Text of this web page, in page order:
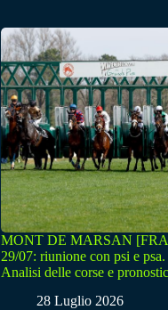
MONT DE MARSAN
29/07: riunione con psi e psa.
Analisi delle corse e
28 Luglio 2026